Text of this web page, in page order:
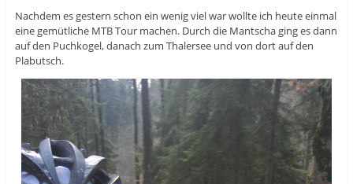
Nachdem es gestern schon ein wenig viel war wollte ich heute einmal
eine gemütliche MTB Tour machen. Durch die Mantscha ging es dann
auf den Puchkogel, danach zum Thalersee und von dort auf den
Plabutsch.